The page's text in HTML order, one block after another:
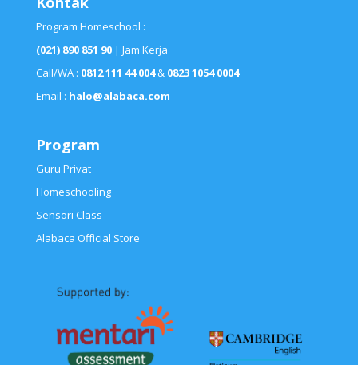
Program Homeschool :
(021) 890 851 90 | Jam Kerja
Call/WA : 0812 111 44 004&0823 1054 0004
Email : halo@alabaca.com
Program
Guru Privat
Homeschooling
Sensori Class
Alabaca Official Store